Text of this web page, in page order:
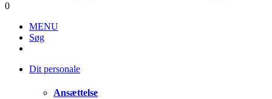
0
MENU
Søg
Dit personale
Ansættelse